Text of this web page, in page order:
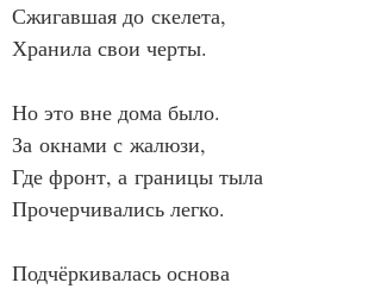
Сжигавшая до скелета,
Хранила свои черты.
Но это вне дома было.
За окнами с жалюзи,
Где фронт, а границы тыла
Прочерчивались легко.
Подчёркивалась основа